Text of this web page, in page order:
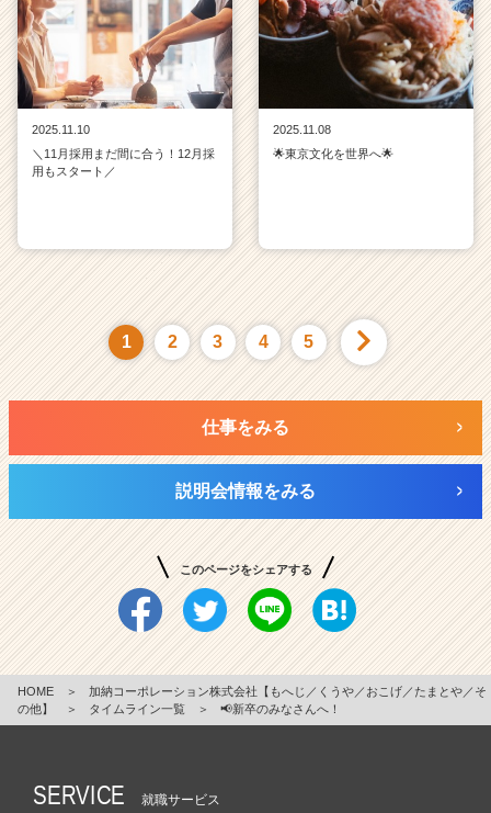
2025.11.10
＼11月採用まだ間に合う！12月採
用もスタート／
2025.11.08
🌟東京文化を世界へ🌟
1 2 3 4 5
仕事をみる
説明会情報をみる
このページをシェアする
HOME ＞
加納コーポレーション株式会社【もへじ／くうや／おこげ／たまとや／そ
の他】
＞ タイムライン一覧 ＞ 📢新卒のみなさんへ！
SERVICE 就職サービス